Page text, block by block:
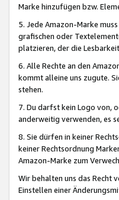
Marke hinzufügen bzw.
5. Jede Amazon-Marke
grafischen oder
platzieren, der die
6. Alle Rechte an den
kommt alleine uns zugute.
stehen.
7. Du darfst kein Logo von,
anderweitig verwenden, es
8. Sie dürfen in keiner
keiner Rechtsordnung
Amazon-Marke zum
Wir behalten uns das Recht
Einstellen einer